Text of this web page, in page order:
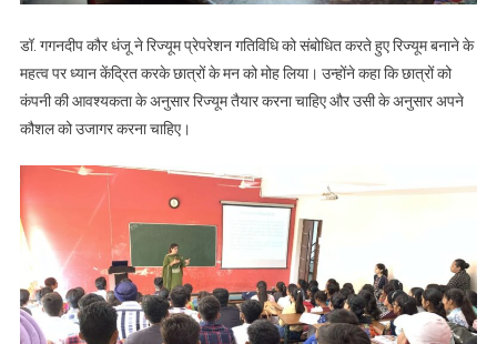
डॉ. गगनदीप कौर धंजू ने रिज्यूम प्रेपरेशन गतिविधि को संबोधित करते हुए रिज्यूम बनाने के
महत्व पर ध्यान केंद्रित करके छात्रों के मन को मोह लिया। उन्होंने कहा कि छात्रों को
कंपनी की आवश्यकता के अनुसार रिज्यूम तैयार करना चाहिए और उसी के अनुसार अपने
कौशल को उजागर करना चाहिए।